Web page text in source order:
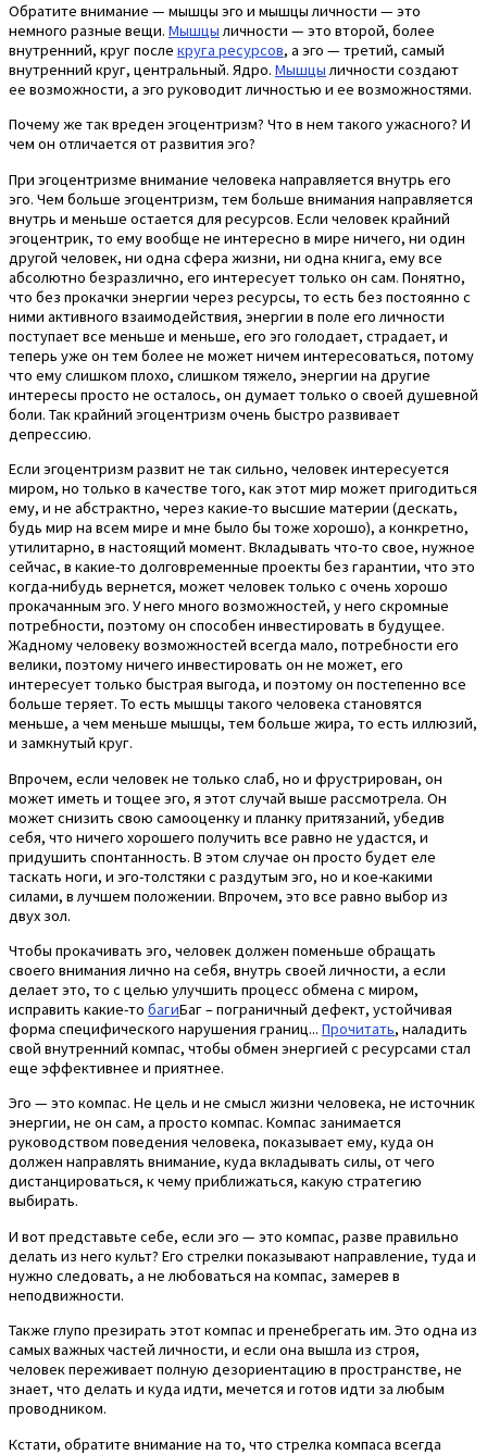
Обратите внимание — мышцы эго и мышцы личности — это
немного разные вещи. Мышцыличности — это второй, более
внутренний, круг после круга ресурсов, а эго — третий, самый
внутренний круг, центральный. Ядро. Мышцыличности создают
ее возможности, а эго руководит личностью и ее возможностями.
Почему же так вреден эгоцентризм? Что в нем такого ужасного? И
чем он отличается от развития эго?
При эгоцентризме внимание человека направляется внутрь его
эго. Чем больше эгоцентризм, тем больше внимания направляется
внутрь и меньше остается для ресурсов. Если человек крайний
эгоцентрик, то ему вообще не интересно в мире ничего, ни один
другой человек, ни одна сфера жизни, ни одна книга, ему все
абсолютно безразлично, его интересует только он сам. Понятно,
что без прокачки энергии через ресурсы, то есть без постоянно с
ними активного взаимодействия, энергии в поле его личности
поступает все меньше и меньше, его эго голодает, страдает, и
теперь уже он тем более не может ничем интересоваться, потому
что ему слишком плохо, слишком тяжело, энергии на другие
интересы просто не осталось, он думает только о своей душевной
боли. Так крайний эгоцентризм очень быстро развивает
депрессию.
Если эгоцентризм развит не так сильно, человек интересуется
миром, но только в качестве того, как этот мир может пригодиться
ему, и не абстрактно, через какие-то высшие материи (дескать,
будь мир на всем мире и мне было бы тоже хорошо), а конкретно,
утилитарно, в настоящий момент. Вкладывать что-то свое, нужное
сейчас, в какие-то долговременные проекты без гарантии, что это
когда-нибудь вернется, может человек только с очень хорошо
прокачанным эго. У него много возможностей, у него скромные
потребности, поэтому он способен инвестировать в будущее.
Жадному человеку возможностей всегда мало, потребности его
велики, поэтому ничего инвестировать он не может, его
интересует только быстрая выгода, и поэтому он постепенно все
больше теряет. То есть мышцы такого человека становятся
меньше, а чем меньше мышцы, тем больше жира, то есть иллюзий,
и замкнутый круг.
Впрочем, если человек не только слаб, но и фрустрирован, он
может иметь и тощее эго, я этот случай выше рассмотрела. Он
может снизить свою самооценку и планку притязаний, убедив
себя, что ничего хорошего получить все равно не удастся, и
придушить спонтанность. В этом случае он просто будет еле
таскать ноги, и эго-толстяки с раздутым эго, но и кое-какими
силами, в лучшем положении. Впрочем, это все равно выбор из
двух зол.
Чтобы прокачивать эго, человек должен поменьше обращать
своего внимания лично на себя, внутрь своей личности, а если
делает это, то с целью улучшить процесс обмена с миром,
исправить какие-то багиБаг – пограничный дефект, устойчивая
форма специфического нарушения границ... Прочитать, наладить
свой внутренний компас, чтобы обмен энергией с ресурсами стал
еще эффективнее и приятнее.
Эго — это компас. Не цель и не смысл жизни человека, не источник
энергии, не он сам, а просто компас. Компас занимается
руководством поведения человека, показывает ему, куда он
должен направлять внимание, куда вкладывать силы, от чего
дистанцироваться, к чему приближаться, какую стратегию
выбирать.
И вот представьте себе, если эго — это компас, разве правильно
делать из него культ? Его стрелки показывают направление, туда и
нужно следовать, а не любоваться на компас, замерев в
неподвижности.
Также глупо презирать этот компас и пренебрегать им. Это одна из
самых важных частей личности, и если она вышла из строя,
человек переживает полную дезориентацию в пространстве, не
знает, что делать и куда идти, мечется и готов идти за любым
проводником.
Кстати, обратите внимание на то, что стрелка компаса всегда